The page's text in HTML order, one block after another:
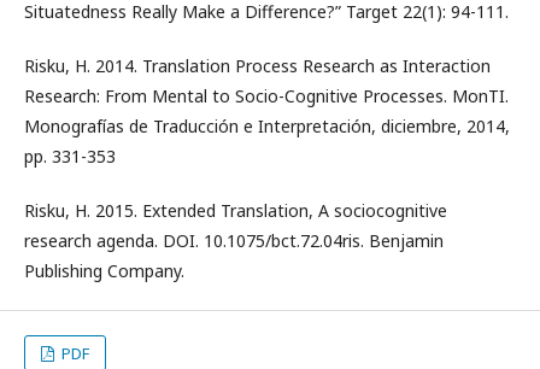
Situatedness Really Make a Difference?” Target 22(1): 94-111.
Risku, H. 2014. Translation Process Research as Interaction
Research: From Mental to Socio-Cognitive Processes. MonTI.
Monografías de Traducción e Interpretación, diciembre, 2014,
pp. 331-353
Risku, H. 2015. Extended Translation, A sociocognitive
research agenda. DOI. 10.1075/bct.72.04ris. Benjamin
Publishing Company.
PDF